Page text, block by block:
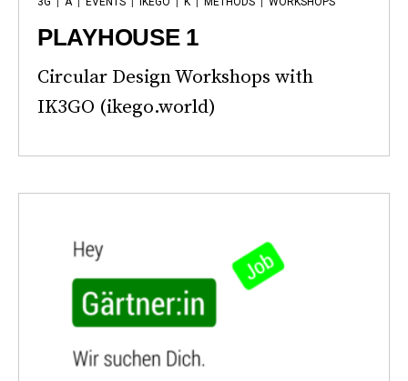
PLAYHOUSE 1
Circular Design Workshops with
IK3GO (ikego.world)